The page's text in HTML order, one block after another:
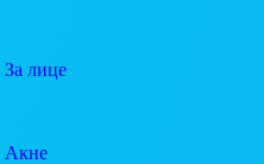
За лице
Акне